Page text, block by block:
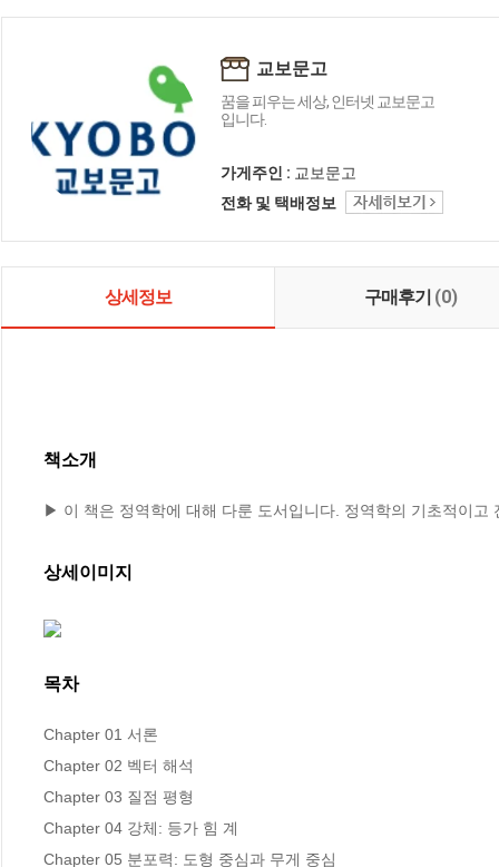
교보문고
꿈을 피우는 세상, 인터넷 교보문고
입니다.
가게주인 : 교보문고
전화 및 택배정보
상세정보 구매후기 (0)
책소개
▶ 이 책은 정역학에 대해 다룬 도서입니다. 정역학의 기초적이고
상세이미지
목차
Chapter 01 서론
Chapter 02 벡터 해석
Chapter 03 질점 평형
Chapter 04 강체: 등가 힘 계
Chapter 05 분포력: 도형 중심과 무게 중심